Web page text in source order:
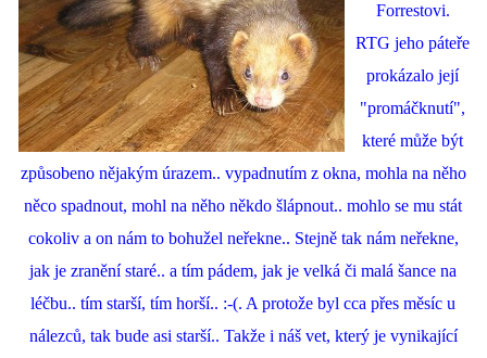
Forrestovi.
RTG jeho páteře
prokázalo její
"promáčknutí",
které může být
způsobeno nějakým úrazem.. vypadnutím z okna, mohla na něho
něco spadnout, mohl na něho někdo šlápnout.. mohlo se mu stát
cokoliv a on nám to bohužel neřekne.. Stejně tak nám neřekne,
jak je zranění staré.. a tím pádem, jak je velká či malá šance na
léčbu.. tím starší, tím horší.. :-(. A protože byl cca přes měsíc u
nálezců, tak bude asi starší.. Takže i náš vet, který je vynikající